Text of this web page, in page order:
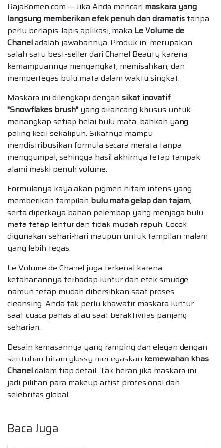
RajaKomen.com — Jika Anda mencari maskara yang
langsung memberikan efek penuh dan dramatis tanpa
perlu berlapis-lapis aplikasi, maka Le Volume de
Chaneladalah jawabannya. Produk ini merupakan
salah satu best-seller dari Chanel Beauty karena
kemampuannya mengangkat, memisahkan, dan
mempertegas bulu mata dalam waktu singkat.
Maskara ini dilengkapi dengan sikat inovatif
"Snowflakes brush" yang dirancang khusus untuk
menangkap setiap helai bulu mata, bahkan yang
paling kecil sekalipun. Sikatnya mampu
mendistribusikan formula secara merata tanpa
menggumpal, sehingga hasil akhirnya tetap tampak
alami meski penuh volume.
Formulanya kaya akan pigmen hitam intens yang
memberikan tampilan bulu mata gelap dan tajam,
serta diperkaya bahan pelembap yang menjaga bulu
mata tetap lentur dan tidak mudah rapuh. Cocok
digunakan sehari-hari maupun untuk tampilan malam
yang lebih tegas.
Le Volume de Chanel juga terkenal karena
ketahanannya terhadap luntur dan efek smudge,
namun tetap mudah dibersihkan saat proses
cleansing. Anda tak perlu khawatir maskara luntur
saat cuaca panas atau saat beraktivitas panjang
seharian.
Desain kemasannya yang ramping dan elegan dengan
sentuhan hitam glossy menegaskan kemewahan khas
Chaneldalam tiap detail. Tak heran jika maskara ini
jadi pilihan para makeup artist profesional dan
selebritas global.
Baca Juga